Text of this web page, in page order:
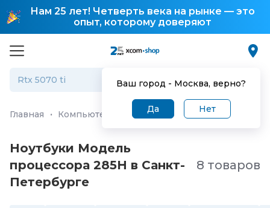
Нам 25 лет! Четверть века на рынке — это
опыт, которому доверяют
Ваш город - Москва, верно?
Да Нет
Главная · Компьютеры и ноутбуки Ноутбуки
Ноутбуки Модель
процессора 285H в Санкт-
Петербургe
8 товаров